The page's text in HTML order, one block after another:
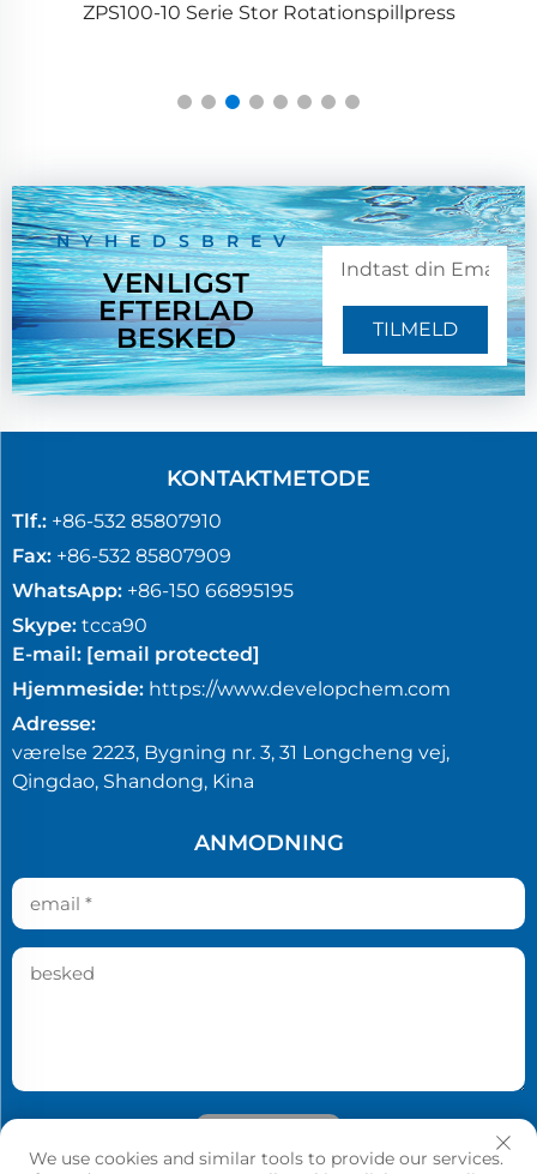
ZPS100-10 Serie Stor Rotationspillpress
NYHEDSBREV
VENLIGST
EFTERLAD
BESKED
TILMELD
KONTAKTMETODE
Tlf.: +86-532 85807910
Fax: +86-532 85807909
WhatsApp: +86-150 66895195
Skype: tcca90
E-mail: [email protected]
Hjemmeside: https://www.developchem.com
Adresse:
værelse 2223, Bygning nr. 3, 31 Longcheng vej,
Qingdao, Shandong, Kina
ANMODNING
We use cookies and similar tools to provide our services.